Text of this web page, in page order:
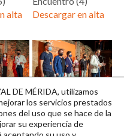
alta
Descargar en alta
alta
Encuentro (1)
Descargar en alta
DE MÉRIDA, utilizamos
los servicios prestados
del uso que se hace de la
su experiencia de